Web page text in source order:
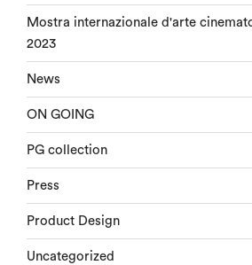
Mostra internazionale d'arte
2023
News
ON GOING
PG collection
Press
Product Design
Uncategorized